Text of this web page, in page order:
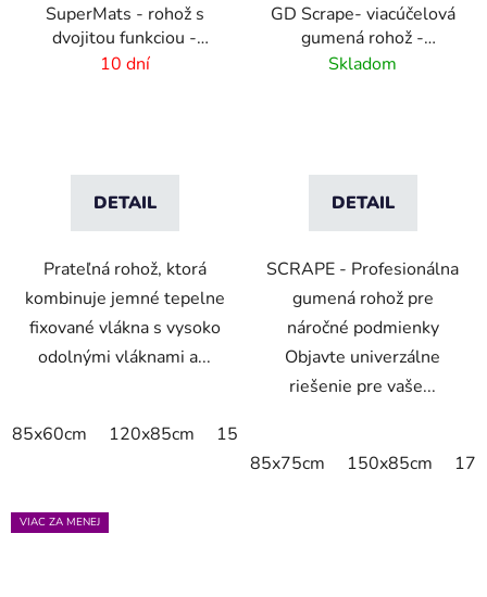
SuperMats - rohož s
dvojitou funkciou -
zoškrabanie a utretie
10 dní
DETAIL
Prateľná rohož, ktorá
kombinuje jemné tepelne
fixované vlákna s vysoko
odolnými vláknami a...
85x60cm 120x85cm 150x85cm
GD Scrape- viacúčelová
gumená rohož -
interiér/exteriér
Skladom
DETAIL
SCRAPE - Profesionálna
gumená rohož pre
náročné podmienky
Objavte univerzálne
riešenie pre vaše...
85x75cm 150x85cm
VIAC ZA MENEJ